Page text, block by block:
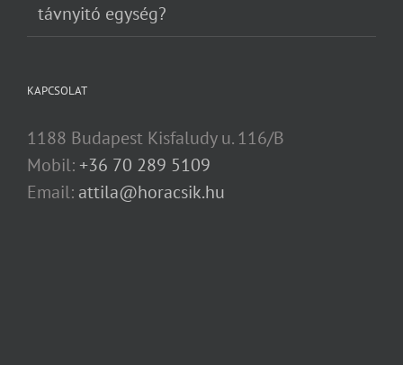
távnyitó egység?
KAPCSOLAT
1188 Budapest Kisfaludy u. 116/B
Mobil:+36 70 289 5109
Email: attila@horacsik.hu